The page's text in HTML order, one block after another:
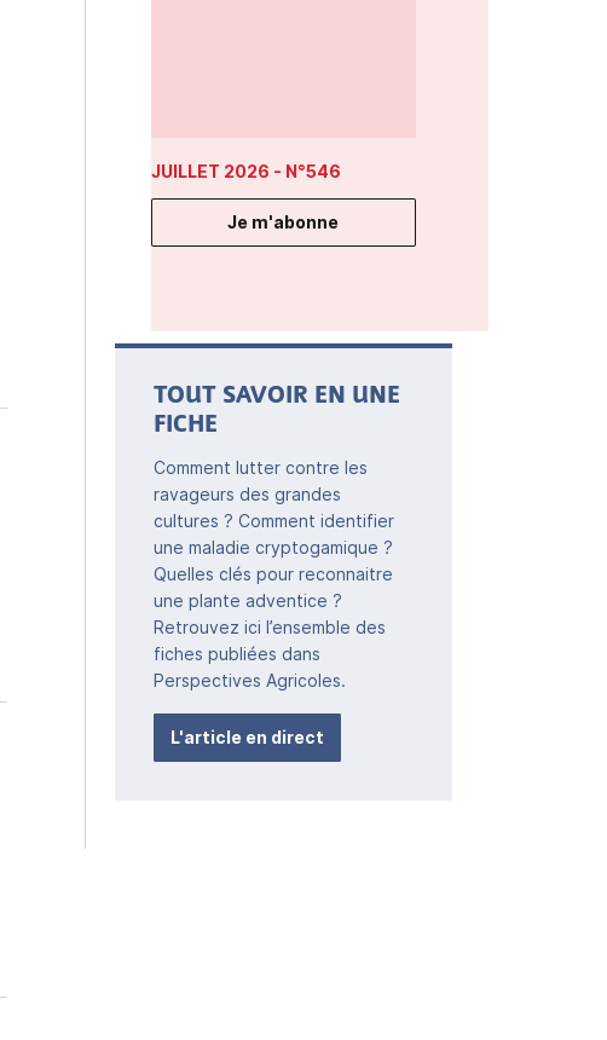
JUILLET 2026 - N°546
Je m'abonne
TOUT SAVOIR EN UNE
FICHE
Comment lutter contre les
ravageurs des grandes
cultures ? Comment identifier
une maladie cryptogamique ?
Quelles clés pour reconnaitre
une plante adventice ?
Retrouvez ici l’ensemble des
fiches publiées dans
Perspectives Agricoles.
L'article en direct